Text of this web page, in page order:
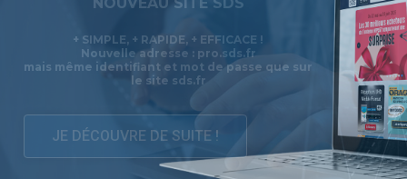
SDS AU SERVICE DES PROS DEPUIS
Réactivité, richesse de l'offre,
accompagnement, solutions digitales... notre